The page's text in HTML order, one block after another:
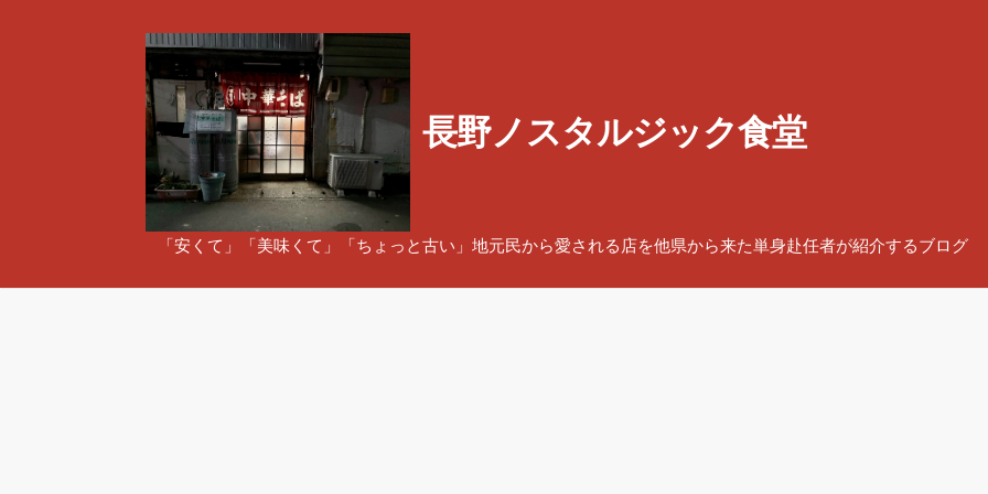
長野ノスタルジック食堂
「安くて」「美味くて」「ちょっと古い」地元民から愛される店を他県から来た単身赴任者が紹介するブログ